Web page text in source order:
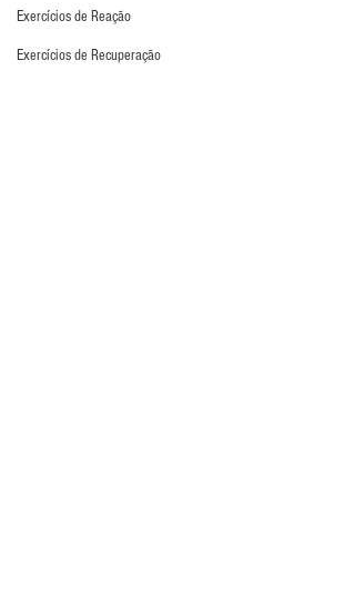
Exercícios de Reação
Exercícios de Recuperação